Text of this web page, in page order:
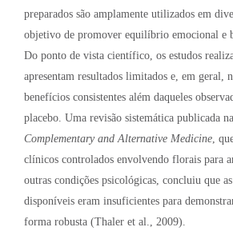
preparados são amplamente utilizados em
objetivo de promover equilíbrio emocional e
Do ponto de vista científico, os estudos
apresentam resultados limitados e, em geral,
benefícios consistentes além daqueles
placebo. Uma revisão sistemática publicada
Complementary and Alternative Medicine ,
clínicos controlados envolvendo florais para
outras condições psicológicas, concluiu que
disponíveis eram insuficientes para
forma robusta (Thaler et al., 2009).